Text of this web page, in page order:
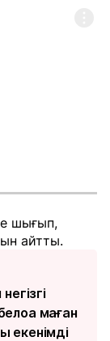
шығып,
айтты.
маған
екенімді